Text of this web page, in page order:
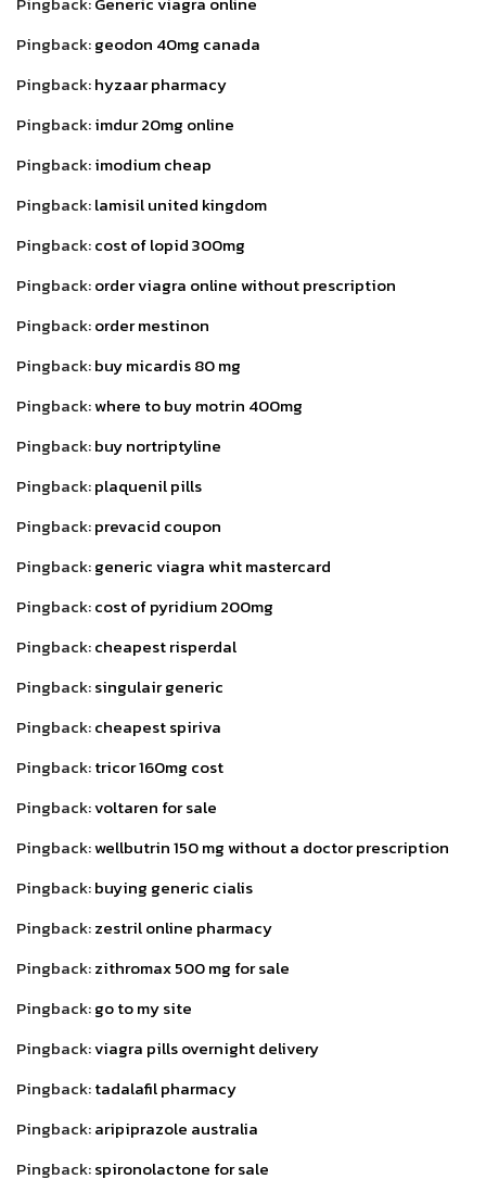
Pingback:geodon 40mg canada
Pingback:hyzaar pharmacy
Pingback:imdur 20mg online
Pingback:imodium cheap
Pingback:lamisil united kingdom
Pingback:cost of lopid 300mg
Pingback:order viagra online without prescription
Pingback:order mestinon
Pingback:buy micardis 80 mg
Pingback:where to buy motrin 400mg
Pingback:buy nortriptyline
Pingback:plaquenil pills
Pingback:prevacid coupon
Pingback:generic viagra whit mastercard
Pingback:cost of pyridium 200mg
Pingback:cheapest risperdal
Pingback:singulair generic
Pingback:cheapest spiriva
Pingback:tricor 160mg cost
Pingback:voltaren for sale
Pingback:wellbutrin 150 mg without a doctor prescription
Pingback:buying generic cialis
Pingback:zestril online pharmacy
Pingback:zithromax 500 mg for sale
Pingback:go to my site
Pingback:viagra pills overnight delivery
Pingback:tadalafil pharmacy
Pingback:aripiprazole australia
Pingback:spironolactone for sale